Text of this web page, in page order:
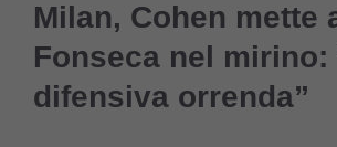
Milan, Cohen mette
Fonseca nel mirino:
difensiva orrenda”